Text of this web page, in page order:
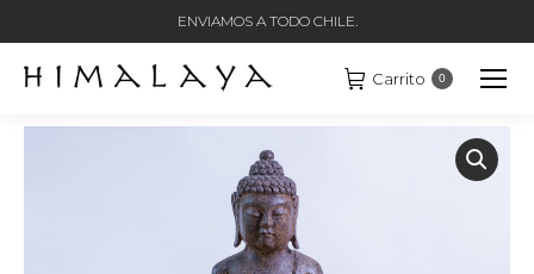
ENVIAMOS A TODO CHILE.
Carrito 0